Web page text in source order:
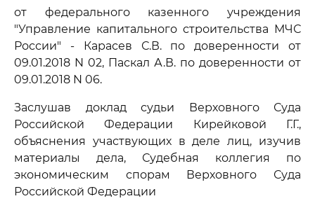
от федерального казенного учреждения
"Управление капитального строительства МЧС
России" - Карасев С.В. по доверенности от
09.01.2018 N 02, Паскал А.В. по доверенности от
09.01.2018 N 06.
Заслушав доклад судьи Верховного Суда
Российской Федерации Кирейковой Г.Г.,
объяснения участвующих в деле лиц, изучив
материалы дела, Судебная коллегия по
экономическим спорам Верховного Суда
Российской Федерации